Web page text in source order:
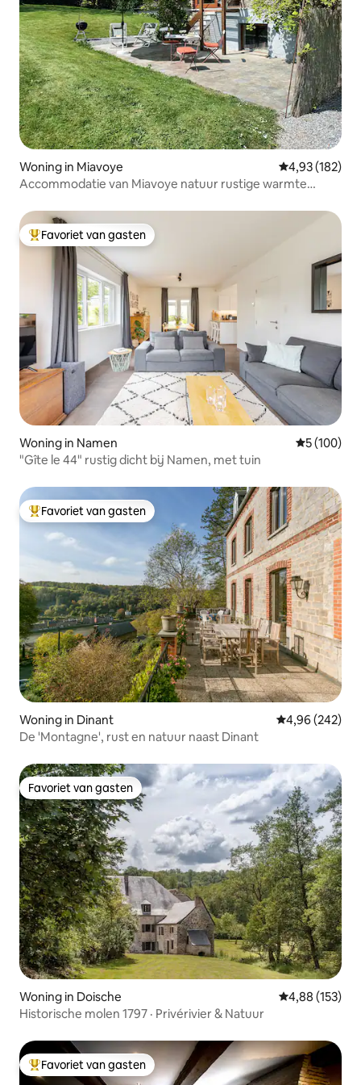
Woning in Miavoye Gemiddelde
4,93 (182)
Accommodatie van Miavoye natuur rustige warmte
Topfavoriet van gasten
Favoriet van gasten
Woning in Namen
5 (100)
"Gîte le 44" rustig dicht bij Namen, met tuin
Topfavoriet van gasten
Favoriet van gasten
Woning in Dinant Gemiddelde
4,96 (242)
De 'Montagne', rust en natuur naast Dinant
Favoriet van gasten
Favoriet van gasten
Woning in Doische Gemiddelde
4,88 (153)
Historische molen 1797 · Privérivier & Natuur
Topfavoriet van gasten
Favoriet van gasten